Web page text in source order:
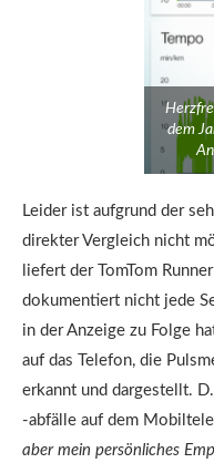
dem
Leider ist aufgrund der
direkter Vergleich nicht
liefert der TomTom
dokumentiert nicht jede
in der Anzeige zu Folge
auf das Telefon, die
erkannt und dargestellt.
-abfälle auf dem
aber mein persönliches